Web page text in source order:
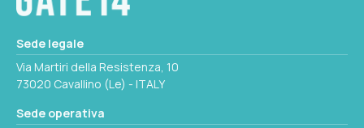
6
50
Sede legale
Via Martiri della Resistenza, 10
73020 Cavallino (Le) - ITALY
Sede operativa